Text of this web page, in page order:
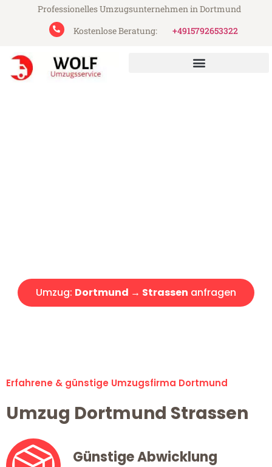
Professionelles Umzugsunternehmen in Dortmund
Kostenlose Beratung:
+4915792653322
Umzug: Dortmund → Strassen anfragen
Erfahrene & günstige Umzugsfirma Dortmund
Umzug Dortmund Strassen
Günstige Abwicklung